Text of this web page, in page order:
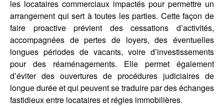
les locataires commerciaux impactés pour permettre un
arrangement qui sert à toutes les parties. Cette façon de
faire proactive prévient des cessations d’activités,
accompagnées de pertes de loyers, des éventuelles
longues périodes de vacants, voire d’investissements
pour des réaménagements. Elle permet également
d’éviter des ouvertures de procédures judiciaires de
longue durée et qui peuvent se traduire par des échanges
fastidieux entre locataires et régies immobilières.